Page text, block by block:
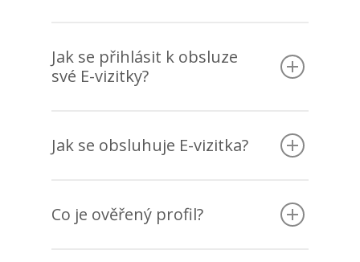
Jak se přihlásit k obsluze
své E-vizitky?
Jak se obsluhuje E-vizitka?
Co je ověřený profil?